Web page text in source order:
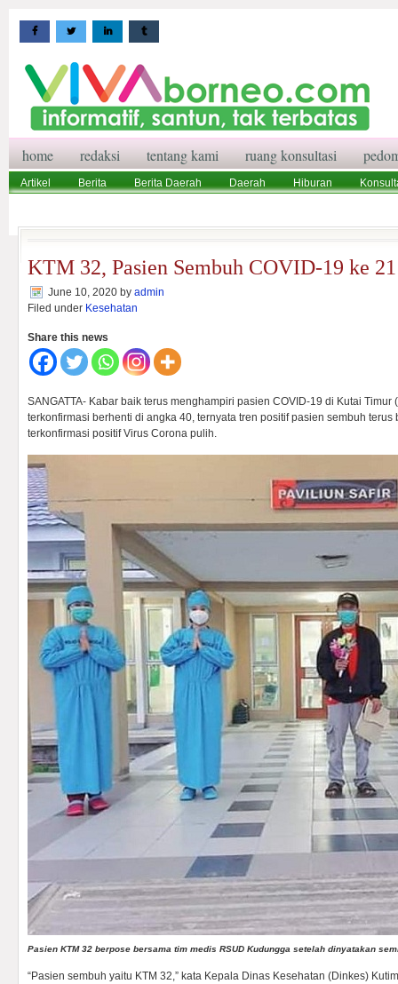
home redaksi tentang kami ruang konsultasi
Artikel Berita Berita Daerah Daerah Hiburan
KTM 32, Pasien Sembuh COVID-19 ke
June 10, 2020 by admin
Filed under Kesehatan
Share this news
SANGATTA- Kabar baik terus menghampiri pasien COVID-19 di Kutai Timur
terkonfirmasi berhenti di angka 40, ternyata tren positif pasien sembuh terus
terkonfirmasi positif Virus Corona pulih.
Pasien KTM 32 berpose bersama tim medis RSUD Kudungga setelah dinyatakan
“Pasien sembuh yaitu KTM 32,” kata Kepala Dinas Kesehatan (Dinkes)